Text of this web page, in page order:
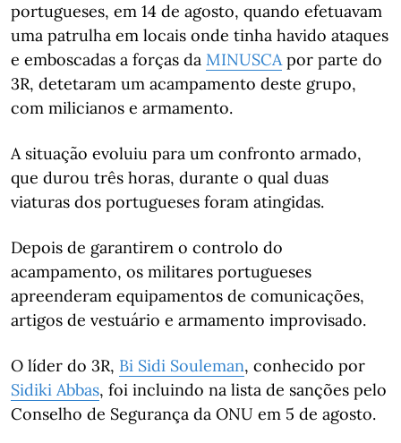
portugueses, em 14 de agosto, quando efetuavam
uma patrulha em locais onde tinha havido ataques
e emboscadas a forças da MINUSCApor parte do
3R, detetaram um acampamento deste grupo,
com milicianos e armamento.
A situação evoluiu para um confronto armado,
que durou três horas, durante o qual duas
viaturas dos portugueses foram atingidas.
Depois de garantirem o controlo do
acampamento, os militares portugueses
apreenderam equipamentos de comunicações,
artigos de vestuário e armamento improvisado.
O líder do 3R, Bi Sidi Souleman, conhecido por
Sidiki Abbas, foi incluindo na lista de sanções pelo
Conselho de Segurança da ONU em 5 de agosto.